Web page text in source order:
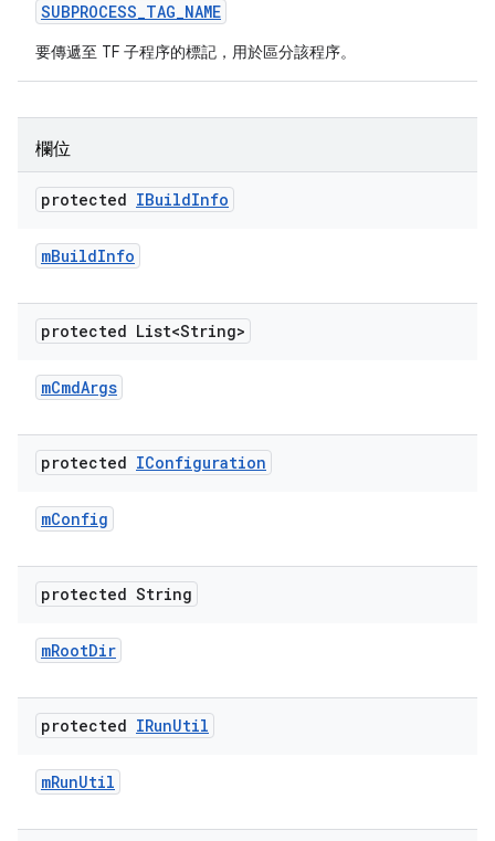
SUBPROCESS_TAG_NAME
要傳遞至 TF 子程序的標記，用於區分該程序。
欄位
protected IBuildInfo
mBuildInfo
protected List<String>
mCmdArgs
protected IConfiguration
mConfig
protected String
mRootDir
protected IRunUtil
mRunUtil